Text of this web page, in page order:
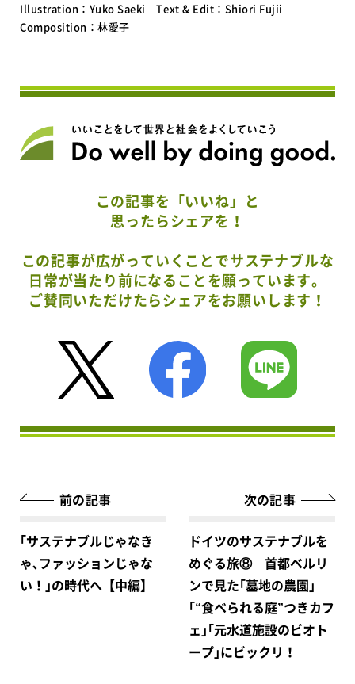
Illustration：Yuko Saeki Text & Edit：Shiori Fujii
Composition：林愛子
この記事を「いいね」と
思ったらシェアを！
この記事が広がっていくことでサステナブルな
日常が当たり前になることを願っています。
ご賛同いただけたらシェアをお願いします！
前の記事
｢サステナブルじゃなき
ゃ､ファッションじゃな
い！｣の時代へ【中編】
次の記事
ドイツのサステナブルを
めぐる旅⑧ 首都ベルリ
ンで見た｢墓地の農園｣
｢“食べられる庭”つきカフ
ェ｣｢元水道施設のビオト
ープ｣にビックリ！